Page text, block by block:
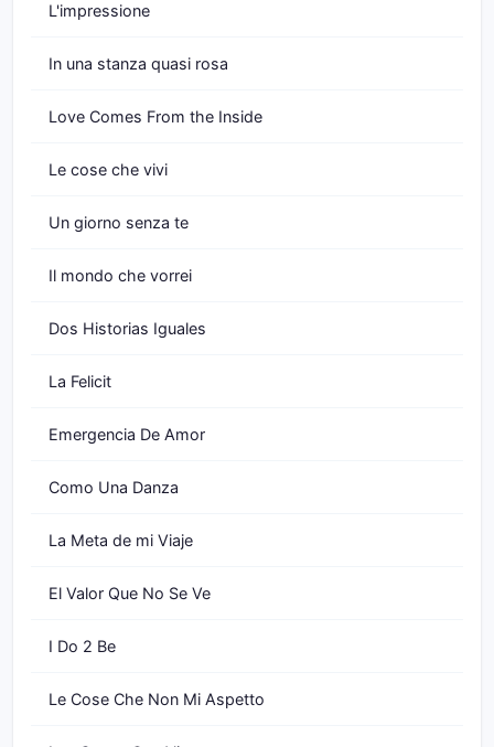
L'impressione
In una stanza quasi rosa
Love Comes From the Inside
Le cose che vivi
Un giorno senza te
Il mondo che vorrei
Dos Historias Iguales
La Felicit
Emergencia De Amor
Como Una Danza
La Meta de mi Viaje
El Valor Que No Se Ve
I Do 2 Be
Le Cose Che Non Mi Aspetto